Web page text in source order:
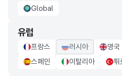
Global Flag
Global
유럽
france Flag
프랑스 russia Flag
러시아 UK Flag
영국
sapin Flag
스페인 italy Flag
이탈리아 튀